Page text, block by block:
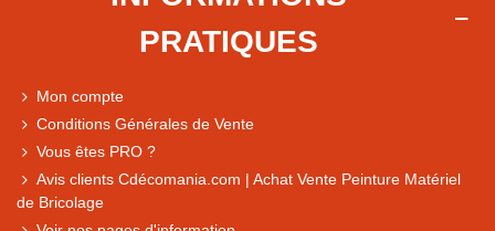
Express, Chez vous, Point relais, Retrait magasin
PRATIQUES
Mon compte
Conditions Générales de Vente
Vous êtes PRO ?
Avis clients Cdécomania.com | Achat Vente Peinture Matériel
de Bricolage